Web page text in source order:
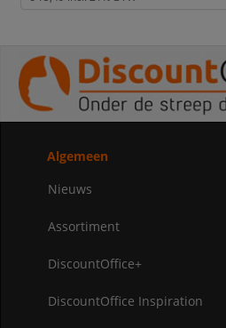
Algemeen
Nieuws
Assortiment
DiscountOffice+
DiscountOffice Inspiration